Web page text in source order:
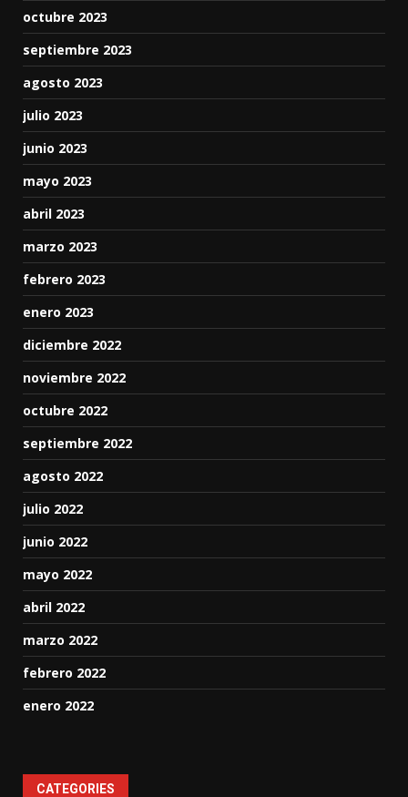
octubre 2023
septiembre 2023
agosto 2023
julio 2023
junio 2023
mayo 2023
abril 2023
marzo 2023
febrero 2023
enero 2023
diciembre 2022
noviembre 2022
octubre 2022
septiembre 2022
agosto 2022
julio 2022
junio 2022
mayo 2022
abril 2022
marzo 2022
febrero 2022
enero 2022
CATEGORIES